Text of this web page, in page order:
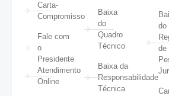
Carta-
Compromisso
Fale com
o
Presidente
Atendimento
Online
Baixa
do
Quadro
Técnico
Baixa da
Responsabilidade
Técnica
do
de